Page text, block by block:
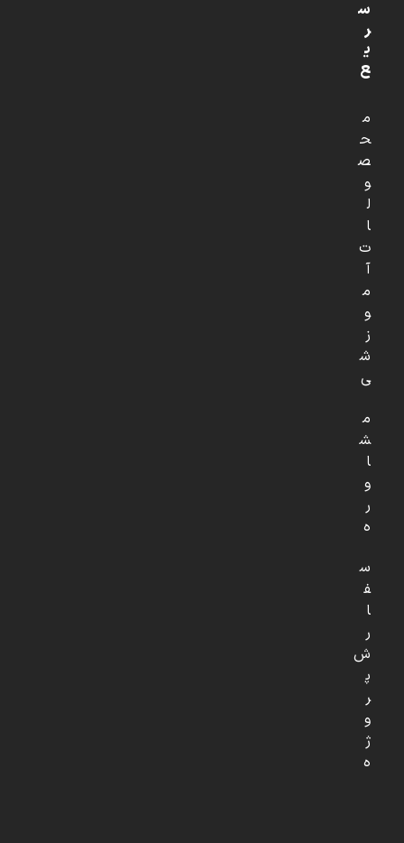
س
ر
ی
ع
م
ح
ص
و
ل
ا
ت
آ
م
و
ز
ش
ی
م
ش
ا
و
ر
ه
س
ف
ا
ر
ش
پ
ر
و
ژ
ه